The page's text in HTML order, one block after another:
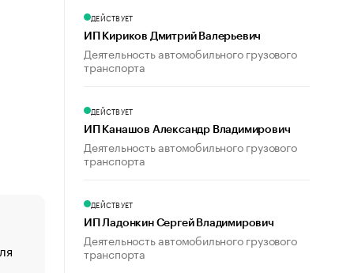
«От спорта тело стареет иначе». Как живет глава
создавшей GTA
ДЕЙСТВУЕТ
ИП Кириков Дмитрий Валерьевич
Деятельность автомобильного грузового
транспорта
ДЕЙСТВУЕТ
ИП Канашов Александр Владимирович
Деятельность автомобильного грузового
транспорта
ДЕЙСТВУЕТ
ИП Ладонкин Сергей Владимирович
Деятельность автомобильного грузового
транспорта